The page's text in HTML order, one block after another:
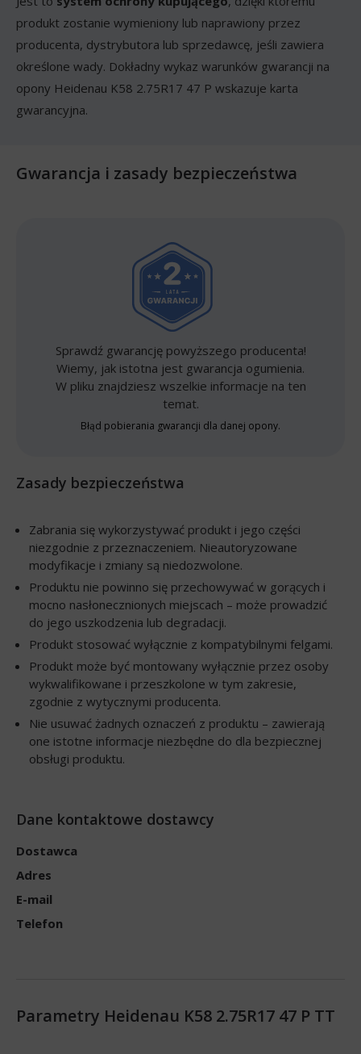
produkt zostanie wymieniony lub naprawiony przez
producenta, dystrybutora lub sprzedawcę, jeśli zawiera
określone wady. Dokładny wykaz warunków gwarancji na
opony Heidenau K58 2.75R17 47 P wskazuje karta
gwarancyjna.
Gwarancja i zasady bezpieczeństwa
Sprawdź gwarancję powyższego producenta!
Wiemy, jak istotna jest gwarancja ogumienia.
W pliku znajdziesz wszelkie informacje na ten
temat.
Błąd pobierania gwarancji dla danej opony.
Zasady bezpieczeństwa
Zabrania się wykorzystywać produkt i jego części
niezgodnie z przeznaczeniem. Nieautoryzowane
modyfikacje i zmiany są niedozwolone.
Produktu nie powinno się przechowywać w gorących i
mocno nasłonecznionych miejscach – może prowadzić
do jego uszkodzenia lub degradacji.
Produkt stosować wyłącznie z kompatybilnymi felgami.
Produkt może być montowany wyłącznie przez osoby
wykwalifikowane i przeszkolone w tym zakresie,
zgodnie z wytycznymi producenta.
Nie usuwać żadnych oznaczeń z produktu – zawierają
one istotne informacje niezbędne do dla bezpiecznej
obsługi produktu.
Dane kontaktowe dostawcy
Dostawca
Adres
E-mail
Telefon
Parametry Heidenau K58 2.75R17 47 P TT